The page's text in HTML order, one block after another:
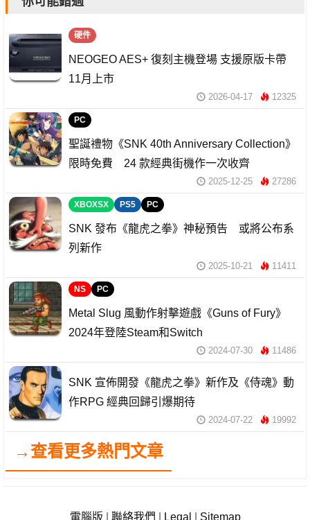
硬件
NEOGEO AES+ 復刻主機登場 支援原版卡帶
11月上市
2026-04-17 12325
PC
聖誕禮物《SNK 40th Anniversary Collection》
限時免費 24 款經典街機作一次收齊
2025-12-25 27286
XBOXSX PS5 PC
SNK 發布《龍虎之拳》神秘預告 或將公布系
列新作
2025-10-21 11411
NS PC
Metal Slug 風動作射擊遊戲《Guns of Fury》
2024年登陸Steam和Switch
2024-07-30 11486
SNK 宣佈開發《龍虎之拳》新作及《侍魂》動
作RPG 經典回歸引爆期待
2024-07-22 19992
→查看更多熱門文章
電腦版 聯絡我們 Legal Sitemap